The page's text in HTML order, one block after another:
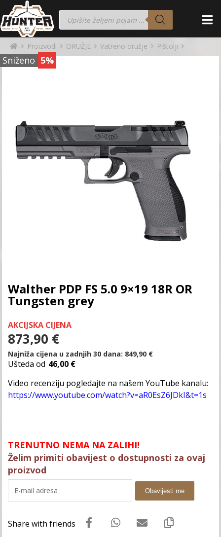
Proizvodi ORUŽJE Vatreno oružje Pištolji
Sniženo 5%
Walther PDP FS 5.0 9×19 18R OR
Tungsten grey
AKCIJSKA CIJENA
873,90 €
Najniža cijena u zadnjih 30 dana: 849,90 €
Ušteda od 46,00 €
Video recenziju pogledajte na našem YouTube kanalu:
https://www.youtube.com/watch?v=aR0EsZ6JDkI&t=1s
TRENUTNO NEMA NA ZALIHI!
Želim primiti obavijest o dostupnosti za ovaj
proizvod
Obavijesti me